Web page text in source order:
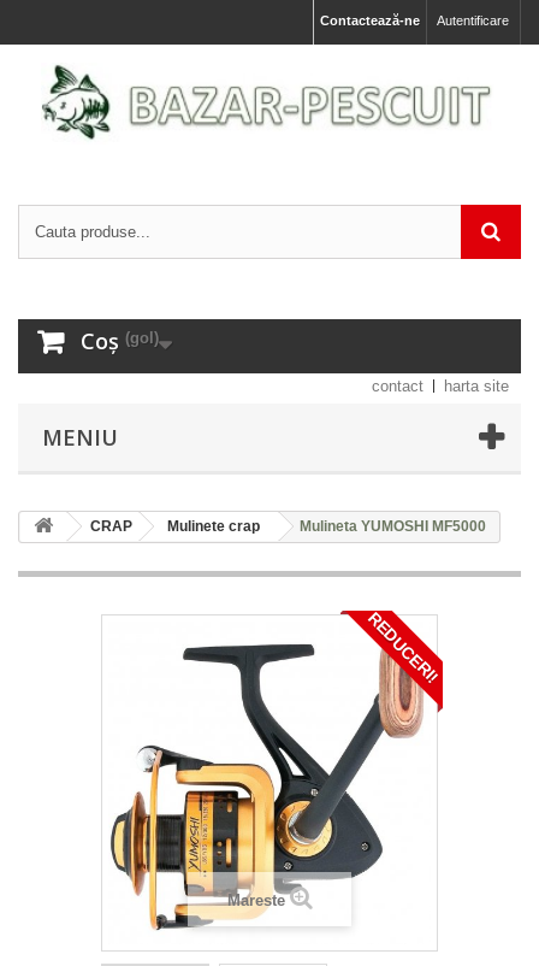
Autentificare
Contactează-ne
Coș (gol)
contact harta site
MENIU
CRAP Mulinete crap Mulineta YUMOSHI MF5000
REDUCERI!
Mareste